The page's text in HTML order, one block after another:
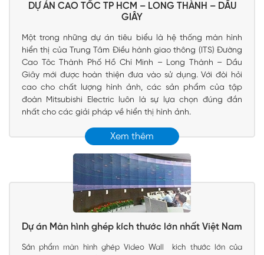
DỰ ÁN CAO TỐC TP HCM – LONG THÀNH – DẦU
GIÂY
Một trong những dự án tiêu biểu là hệ thống màn hình
hiển thị của Trung Tâm Điều hành giao thông (ITS) Đường
Cao Tôc Thành Phố Hồ Chí Minh – Long Thành – Dầu
Giây mới được hoàn thiện đưa vào sử dụng. Với đòi hỏi
cao cho chất lượng hình ảnh, các sản phẩm của tập
đoàn Mitsubishi Electric luôn là sự lựa chọn đúng đắn
nhất cho các giải pháp về hiển thị hình ảnh.
Xem thêm
Dự án Màn hình ghép kích thước lớn nhất Việt Nam
Sản phẩm màn hình ghép Video Wall kích thước lớn của